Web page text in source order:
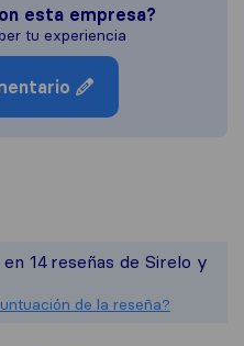
esta empresa?
tu experiencia
las
en 14 reseñas de Sirelo y
de la reseña?